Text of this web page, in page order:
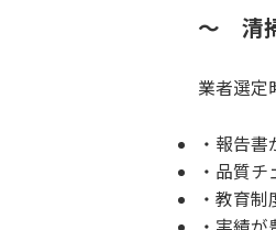
～ 清
業者選定
報告書
品質チ
教育制